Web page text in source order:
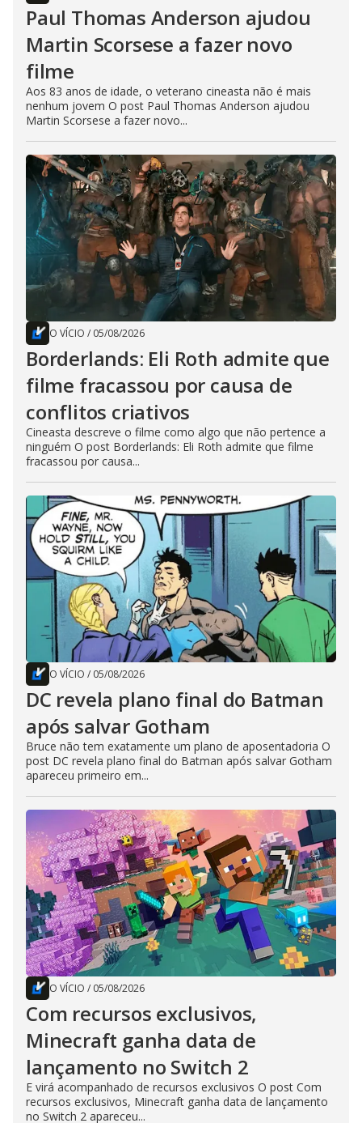
Paul Thomas Anderson ajudou
Martin Scorsese a fazer novo
filme
Aos 83 anos de idade, o veterano cineasta não é mais
nenhum jovem O post Paul Thomas Anderson ajudou
Martin Scorsese a fazer novo...
O VÍCIO / 05/08/2026
Borderlands: Eli Roth admite que
filme fracassou por causa de
conflitos criativos
Cineasta descreve o filme como algo que não pertence a
ninguém O post Borderlands: Eli Roth admite que filme
fracassou por causa...
O VÍCIO / 05/08/2026
DC revela plano final do Batman
após salvar Gotham
Bruce não tem exatamente um plano de aposentadoria O
post DC revela plano final do Batman após salvar Gotham
apareceu primeiro em...
O VÍCIO / 05/08/2026
Com recursos exclusivos,
Minecraft ganha data de
lançamento no Switch 2
E virá acompanhado de recursos exclusivos O post Com
recursos exclusivos, Minecraft ganha data de lançamento
no Switch 2 apareceu...